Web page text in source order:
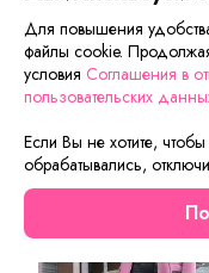
Сейчас
Для повышения
файлы cookie.
условия Соглашения в
пользовательских
Если Вы не хотите,
обрабатывались,